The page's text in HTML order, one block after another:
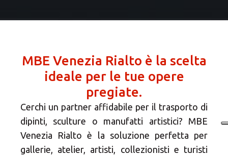
MBE Venezia Rialto è la scelta
ideale per le tue opere
pregiate.
Cerchi un partner affidabile per il trasporto di
dipinti, sculture o manufatti artistici? MBE
Venezia Rialto è la soluzione perfetta per
gallerie, atelier, artisti, collezionisti e turisti